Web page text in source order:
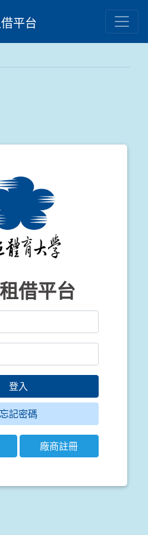
平台
借平台
登入
忘記密碼
廠商註冊